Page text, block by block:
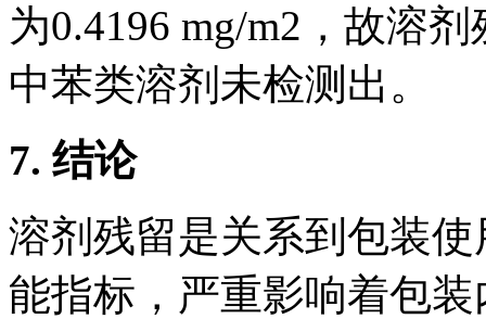
为0.4196 mg/m2，故溶
中苯类溶剂未检测出。
7. 结论
溶剂残留是关系到包装
能指标，严重影响着包